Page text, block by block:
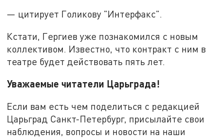
— цитирует Голикову "Интерфакс".
Кстати, Гергиев уже познакомился с новым
коллективом. Известно, что контракт с ним в
театре будет действовать пять лет.
Уважаемые читатели Царьграда!
Если вам есть чем поделиться с редакцией
Царьград Санкт-Петербург, присылайте свои
наблюдения, вопросы и новости на наши